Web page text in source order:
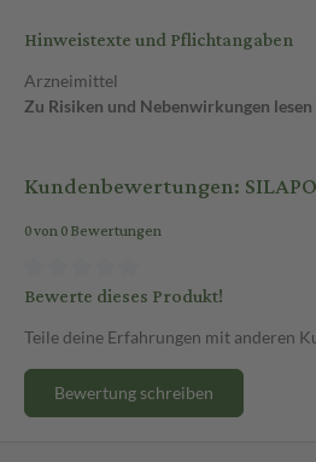
Hinweistexte und Pflichtangaben
Arzneimittel
Zu Risiken und Nebenwirkungen
Kundenbewertungen:
0 von 0 Bewertungen
Bewerte dieses Produkt!
Teile deine Erfahrungen mit anderen
Bewertung schreiben